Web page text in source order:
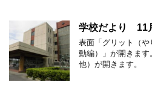
学校だより 11
表面「グリット（
動編）」が開きます
他）が開きます。